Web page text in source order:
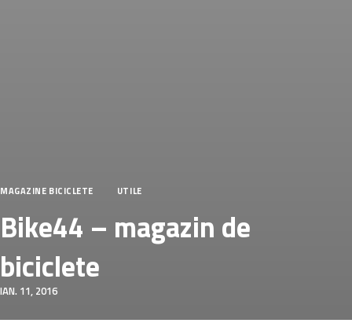
MAGAZINE BICICLETE UTILE
Bike44 – magazin de
biciclete
IAN. 11, 2016